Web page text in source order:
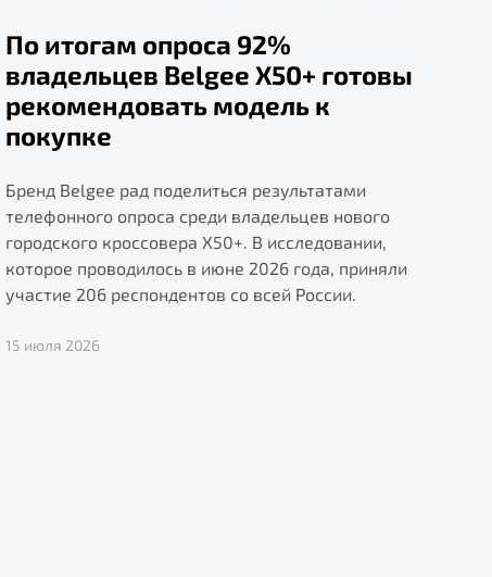
По итогам опроса 92%
владельцев Belgee X50+ готовы
рекомендовать модель к
покупке
Бренд Belgee рад поделиться результатами
телефонного опроса среди владельцев нового
городского кроссовера X50+. В исследовании,
которое проводилось в июне 2026 года, приняли
участие 206 респондентов со всей России.
15 июля 2026